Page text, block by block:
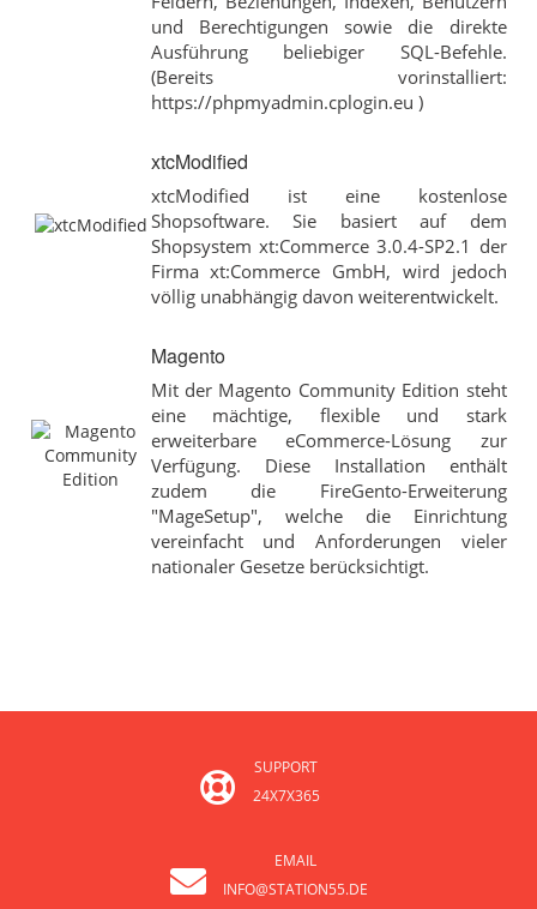
und Berechtigungen sowie die direkte
Ausführung beliebiger SQL-Befehle.
(Bereits vorinstalliert:
https://phpmyadmin.cplogin.eu )
xtcModified
xtcModified ist eine kostenlose
Shopsoftware. Sie basiert auf dem
Shopsystem xt:Commerce 3.0.4-SP2.1 der
Firma xt:Commerce GmbH, wird jedoch
völlig unabhängig davon weiterentwickelt.
Magento
Mit der Magento Community Edition steht
eine mächtige, flexible und stark
erweiterbare eCommerce-Lösung zur
Verfügung. Diese Installation enthält
zudem die FireGento-Erweiterung
"MageSetup", welche die Einrichtung
vereinfacht und Anforderungen vieler
nationaler Gesetze berücksichtigt.
SUPPORT
24X7X365
EMAIL
INFO@STATION55.DE